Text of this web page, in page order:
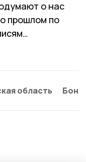
о нас
прошлом по
область